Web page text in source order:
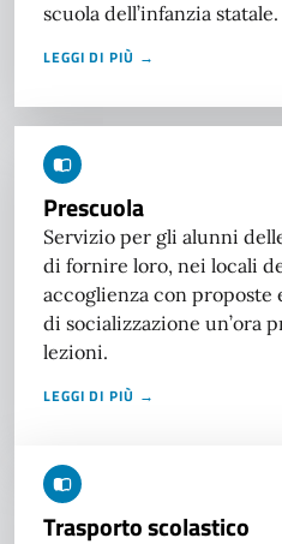
scuola dell’infanzia statale.
LEGGI DI PIÙ →
Prescuola
Servizio per gli alunni
di fornire loro, nei locali
accoglienza con
di socializzazione un’ora
lezioni.
LEGGI DI PIÙ →
Trasporto scolastico